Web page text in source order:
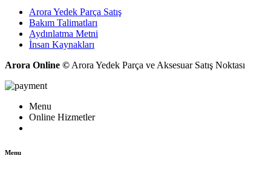
Arora Yedek Parça Satış
Bakım Talimatları
Aydınlatma Metni
İnsan Kaynakları
Arora Online © Arora Yedek Parça ve Aksesuar Satış Noktası
Menu
Online Hizmetler
Menu